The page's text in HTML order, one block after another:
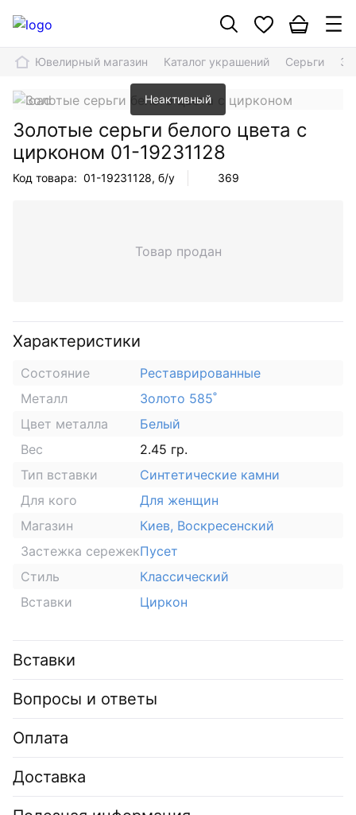
Ювелирный магазин Каталог украшений Серьги
Неактивный
Золотые серьги белого цвета с
цирконом 01-19231128
Код товара: 01-19231128, б/у 369
Товар продан
Характеристики
Состояние
Реставрированные
Металл
Золото 585˚
Цвет металла
Белый
Вес
2.45 гр.
Тип вставки
Синтетические камни
Для кого
Для женщин
Магазин
Киев, Воскресенский
Застежка сережекПусет
Стиль
Классический
Вставки
Циркон
Вставки
Вопросы и ответы
Оплата
Доставка